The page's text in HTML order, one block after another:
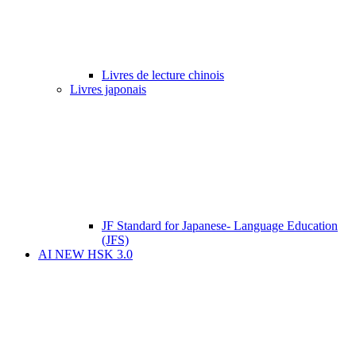
Livres de lecture chinois
Livres japonais
JF Standard for Japanese- Language Education
(JFS)
AI NEW HSK 3.0